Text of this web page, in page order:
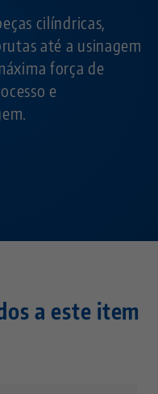
cilíndricas,
até a usinagem
força de
e
a este item